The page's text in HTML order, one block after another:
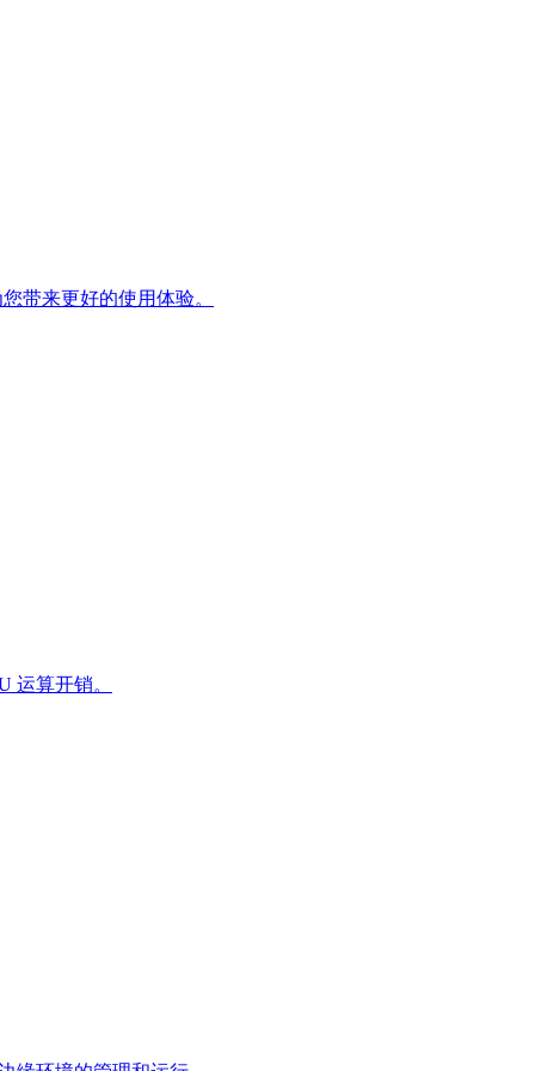
带来更好的使用体验。
运算开销。